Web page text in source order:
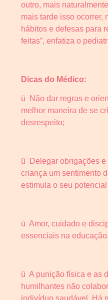
outro, mais
mais tarde isso ocorrer,
hábitos e defesas para
feitas”, enfatiza o
Dicas do Médico:
ü Não dar regras e
melhor maneira de se
desrespeito;
ü Delegar obrigações
criança um sentimento
estimula o seu
ü Amor, cuidado e
essenciais na
ü A punição física e as
humilhantes não
indivíduo saudável. Há